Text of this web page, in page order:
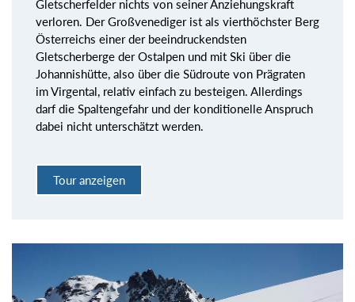
Gletscherfelder nichts von seiner Anziehungskraft
verloren. Der Großvenediger ist als vierthöchster Berg
Österreichs einer der beeindruckendsten
Gletscherberge der Ostalpen und mit Ski über die
Johannishütte, also über die Südroute von Prägraten
im Virgental, relativ einfach zu besteigen. Allerdings
darf die Spaltengefahr und der konditionelle Anspruch
dabei nicht unterschätzt werden.
Tour anzeigen